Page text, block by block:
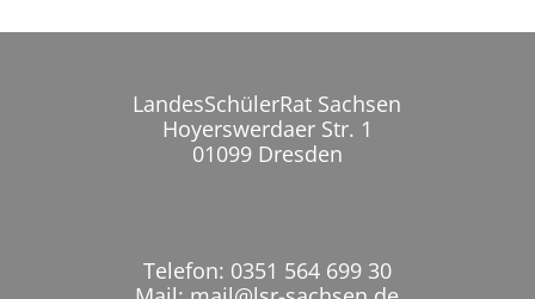
LandesSchülerRat Sachsen
Hoyerswerdaer Str. 1
01099 Dresden
Telefon: 0351 564 699 30